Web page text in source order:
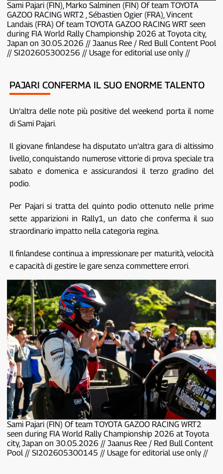
Sami Pajari (FIN), Marko Salminen (FIN) Of team TOYOTA
GAZOO RACING WRT2 , Sébastien Ogier (FRA), Vincent
Landais (FRA) Of team TOYOTA GAZOO RACING WRT seen
during FIA World Rally Championship 2026 at Toyota city,
Japan on 30.05.2026 // Jaanus Ree / Red Bull Content Pool
// SI202605300256 // Usage for editorial use only //
PAJARI CONFERMA IL SUO ENORME TALENTO
Un’altra delle note più positive del weekend porta il nome
di Sami Pajari.
Il giovane finlandese ha disputato un’altra gara di altissimo
livello, conquistando numerose vittorie di prova speciale tra
sabato e domenica e assicurandosi il terzo gradino del
podio.
Per Pajari si tratta del quinto podio ottenuto nelle prime
sette apparizioni in Rally1, un dato che conferma il suo
straordinario impatto nella categoria regina.
Il finlandese continua a impressionare per maturità, velocità
e capacità di gestire le gare senza commettere errori.
Sami Pajari (FIN) Of team TOYOTA GAZOO RACING WRT2
seen during FIA World Rally Championship 2026 at Toyota
city, Japan on 30.05.2026 // Jaanus Ree / Red Bull Content
Pool // SI202605300145 // Usage for editorial use only //